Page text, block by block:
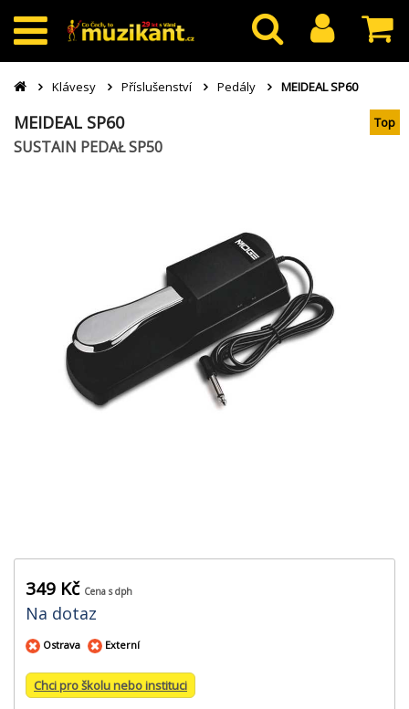
Klávesy Příslušenství Pedály MEIDEAL SP60
Top
MEIDEAL SP60
SUSTAIN PEDAŁ SP50
349 Kč Cena s dph
Na dotaz
Ostrava Externí
Chci pro školu nebo instituci